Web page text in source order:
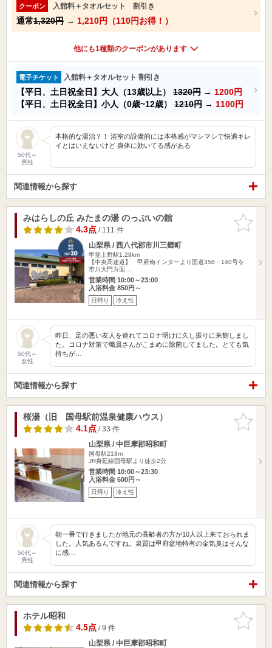
クーポン 入館料＋タオルセット 割引き
通常1,320円 → 1,210円（110円お得！）
他にも1種類のクーポンがあります
電子チケット 入館料＋タオルセット 割引き
【平日、土日祝全日】大人（13歳以上） 1320円 → 1200円
【平日、土日祝全日】小人（0歳~12歳） 1210円 → 1100円
50代～
男性
本格的な湯治？！ 浴室の設備的には本格感がマシマシで快適キレ
イとはいえないけど 身体に効いてる感がある
関連情報から探す
お気に入
りに追加
みはらしの丘 みたまの湯 のっぷいの館
4.3点/ 111 件
山梨県 / 西八代郡市川三郷町
甲斐上野駅1.29km
【中央高速道】 甲府南インターより国道358・140号を
市川大門方面…
営業時間 10:00～23:00
入浴料金 850円～
日帰り 冷え性
50代～
女性
昨日、足の悪い友人を連れてコロナ明けに久し振りに来館しまし
た。コロナ対策で職員さんがこまめに除菌してました。とても気
持ちが…
関連情報から探す
お気に入
りに追加
桜湯（旧 国母駅前温泉健康ハウス）
4.1点/ 33 件
山梨県 / 中巨摩郡昭和町
国母駅218m
JR身延線国母駅より徒歩2分
営業時間 10:00～23:30
入浴料金 600円～
日帰り 冷え性
50代～
男性
朝一番で行きましたが地元の高齢者の方が10人以上来ておられま
した。人気あるんですね。泉質は甲府盆地特有の金気臭はそんな
に感…
関連情報から探す
お気に入
りに追加
ホテル昭和
4.5点/ 9 件
山梨県 / 中巨摩郡昭和町